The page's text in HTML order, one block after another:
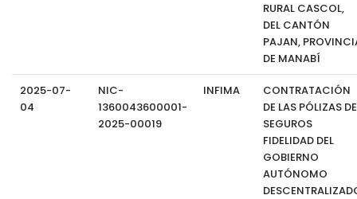
RURAL CASCOL,
DEL CANTÓN
PAJAN,
DE MANABÍ
2025-07-
04
NIC-
1360043600001-
2025-00019
INFIMA
CONTRATACIÓN
DE LAS PÓLIZAS DE
SEGUROS
FIDELIDAD DEL
GOBIERNO
AUTÓNOMO